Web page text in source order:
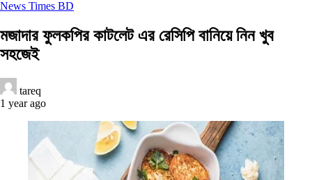
News Times BD
মজাদার ফুলকপির কাটলেট এর রেসিপি বানিয়ে নিন খুব
সহজেই
tareq
1 year ago